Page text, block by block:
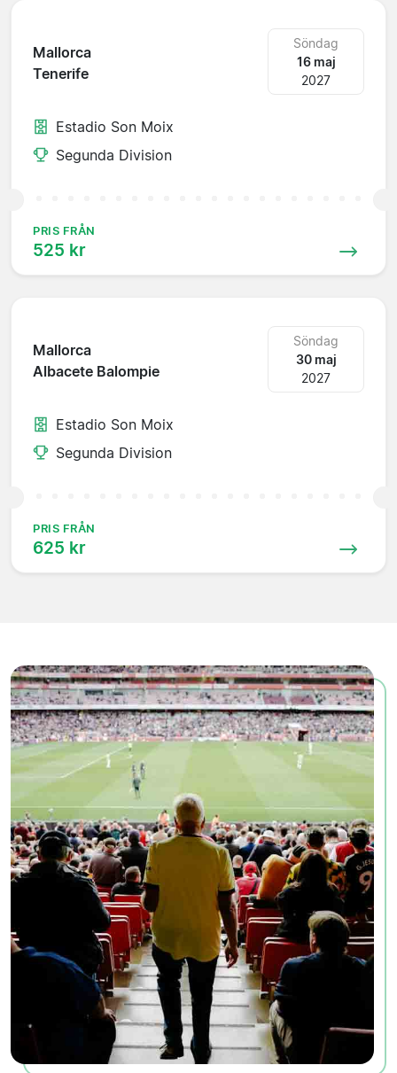
Mallorca
Tenerife
Söndag
16 maj
2027
Estadio Son Moix
Segunda Division
PRIS FRÅN
525 kr
Mallorca
Albacete Balompie
Söndag
30 maj
2027
Estadio Son Moix
Segunda Division
PRIS FRÅN
625 kr